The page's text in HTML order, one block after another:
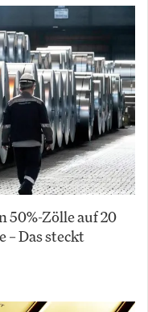
50%-Zölle auf 20
– Das steckt